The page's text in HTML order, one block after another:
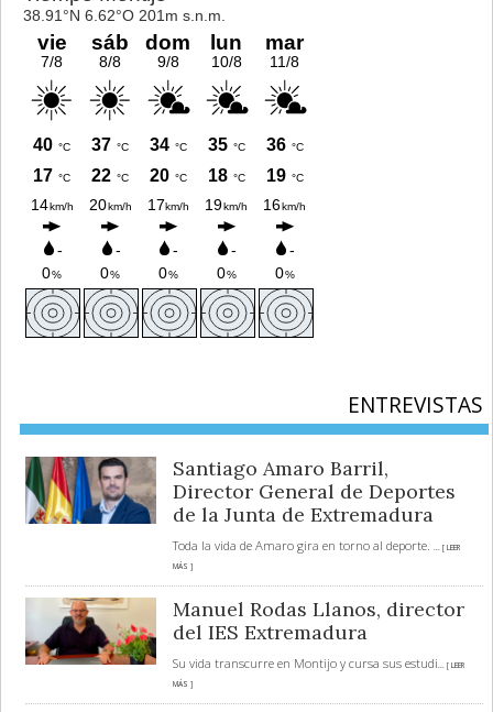
ENTREVISTAS
Santiago Amaro Barril,
Director General de Deportes
de la Junta de Extremadura
Toda la vida de Amaro gira en torno al deporte.
... [ LEER
MÁS ]
Manuel Rodas Llanos, director
del IES Extremadura
Su vida transcurre en Montijo y cursa sus estudi... [ LEER
MÁS ]